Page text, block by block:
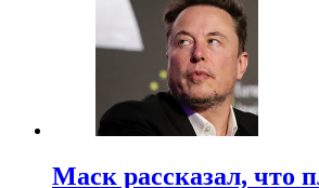
Маск рассказал, что